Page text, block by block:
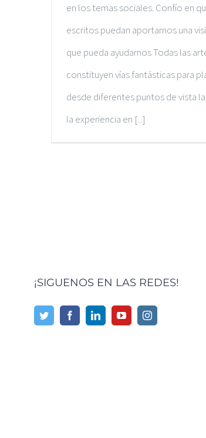
en los temas sociales. Confío en
escritos puedan aportarnos una
que pueda ayudarnos Todas las
constituyen vías fantásticas para
desde diferentes puntos de vista
la experiencia en [...]
¡SIGUENOS EN LAS REDES!